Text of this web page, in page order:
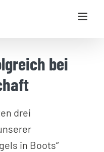
bei
drei
in Boots“